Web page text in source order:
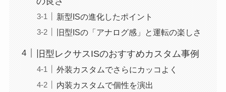
新型ISの進化したポイント
旧型ISの「アナログ感」と運転の楽しさ
旧型レクサスISのおすすめカスタム事例
外装カスタムでさらにカッコよく
内装カスタムで個性を演出